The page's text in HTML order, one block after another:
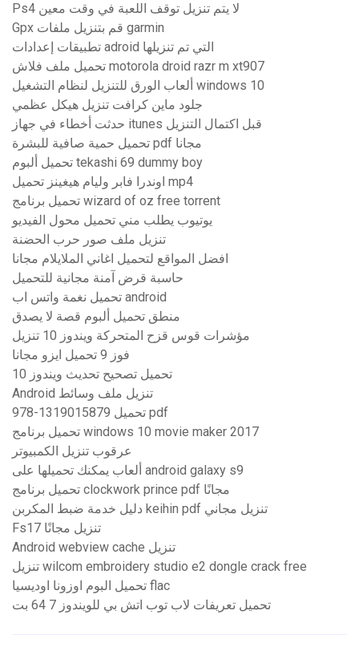
Ps4 لا يتم تنزيل توقف اللعبة في وقت معين
Gpx قم بتنزيل ملفات garmin
تطبيقات إعدادات adroid التي تم تنزيلها
تحميل ملف فلاش motorola droid razr m xt907
ألعاب الورق للتنزيل لنظام التشغيل windows 10
جلود ماين كرافت تنزيل هيكل عظمي
حدثت أخطاء في جهاز itunes قبل اكتمال التنزيل
تحميل حمية صافية للبشرة pdf مجانا
تحميل ألبوم tekashi 69 dummy boy
اوندرا فابر وليام هيغينز تحميل mp4
تحميل برنامج wizard of oz free torrent
يوتيوب يطلب مني تحميل محول الفيديو
تنزيل ملف صور حرب الحضنة
افضل المواقع لتحميل اغاني الملايلام مجانا
حاسبة قرض آمنة مجانية للتحميل
تحميل نغمة واتس اب android
منطق تحميل ألبوم قصة لا يصدق
مؤشرات قوس قزح المتحركة ويندوز 10 تنزيل
فوز 9 تحميل ايزو مجانا
تحميل تصحيح تحديث ويندوز 10
Android تنزيل ملف وسائط
978-1319015879 تحميل pdf
تحميل برنامج windows 10 movie maker 2017
عرقوب تنزيل الكمبيوتر
ألعاب يمكنك تحميلها على android galaxy s9
تحميل برنامج clockwork prince pdf مجانًا
دليل خدمة ضبط المكربن ​​keihin pdf تنزيل مجاني
Fs17 تنزيل مجانًا
Android webview cache تنزيل
تنزيل wilcom embroidery studio e2 dongle crack free
تحميل البوم اوزونا اوديسيا flac
تحميل تعريفات لاب توب اتش بي للويندوز 7 64 بت